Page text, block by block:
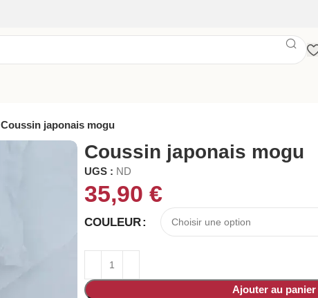
Coussin japonais mogu
Coussin japonais mogu
UGS : ND
35,90€
COULEUR
Ajouter au panier